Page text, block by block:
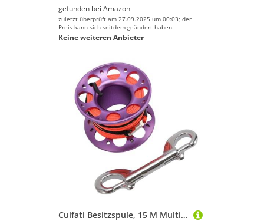
gefunden bei Amazon
zuletzt überprüft am 27.09.2025 um 00:03; der
Preis kann sich seitdem geändert haben.
Keine weiteren Anbieter
Cuifati Besitzspule, 15 M Multifunktionales Lichtkabelfischen für Seefahrer auf Dem Außenboot (violett)